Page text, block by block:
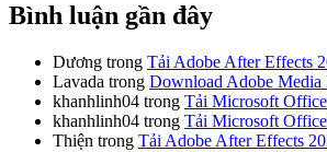
Bình luận gần đây
Dương trong Tải Adobe After Effects
Lavada trong Download Adobe Media
khanhlinh04 trong Tải Microsoft
khanhlinh04 trong Tải Microsoft
Thiện trong Tải Adobe After Effects